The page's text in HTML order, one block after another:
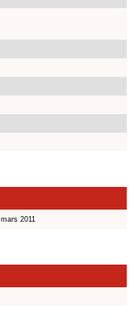
2011